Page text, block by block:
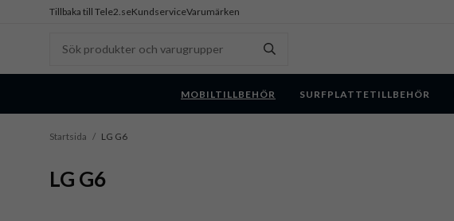
Tillbaka till Tele2.seKundserviceVarumärken
MOBILTILLBEHÖR SURFPLATTETILLBEHÖR
Startsida / LG G6
LG G6